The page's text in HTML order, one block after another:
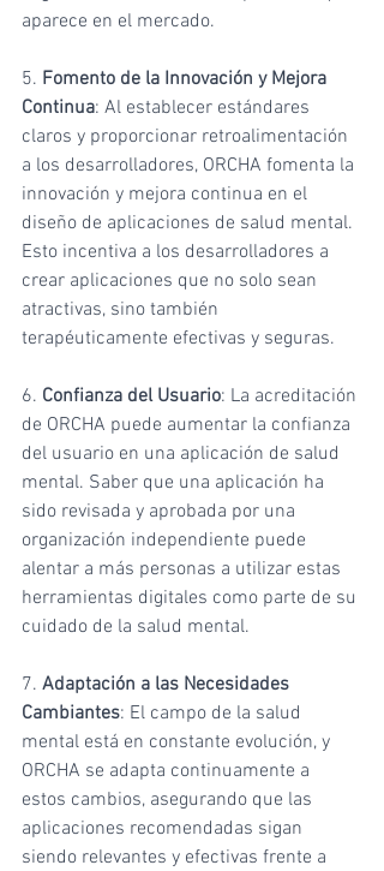
aparece en el mercado.
5. Fomento de la Innovación y Mejora
Continua: Al establecer estándares
claros y proporcionar retroalimentación
a los desarrolladores, ORCHA fomenta la
innovación y mejora continua en el
diseño de aplicaciones de salud mental.
Esto incentiva a los desarrolladores a
crear aplicaciones que no solo sean
atractivas, sino también
terapéuticamente efectivas y seguras.
6. Confianza del Usuario: La acreditación
de ORCHA puede aumentar la confianza
del usuario en una aplicación de salud
mental. Saber que una aplicación ha
sido revisada y aprobada por una
organización independiente puede
alentar a más personas a utilizar estas
herramientas digitales como parte de su
cuidado de la salud mental.
7. Adaptación a las Necesidades
Cambiantes: El campo de la salud
mental está en constante evolución, y
ORCHA se adapta continuamente a
estos cambios, asegurando que las
aplicaciones recomendadas sigan
siendo relevantes y efectivas frente a